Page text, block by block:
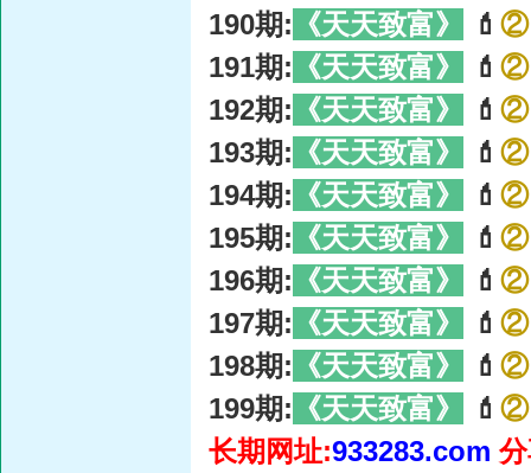
190期: 《天天致富》 💄 ②
191期: 《天天致富》 💄 ②
192期: 《天天致富》 💄 ②
193期: 《天天致富》 💄 ②
194期: 《天天致富》 💄 ②
195期: 《天天致富》 💄 ②
196期: 《天天致富》 💄 ②
197期: 《天天致富》 💄 ②
198期: 《天天致富》 💄 ②
199期: 《天天致富》 💄 ②
长期网址:933283.com